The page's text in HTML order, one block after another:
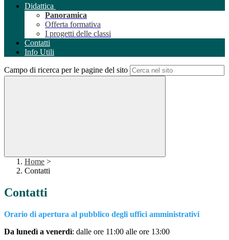
Didattica
Panoramica
Offerta formativa
I progetti delle classi
Contatti
Info Utili
Campo di ricerca per le pagine del sito
Home >
Contatti
Contatti
Orario di apertura al pubblico degli uffici amministrativi
Da lunedì a venerdì: dalle ore 11:00 alle ore 13:00